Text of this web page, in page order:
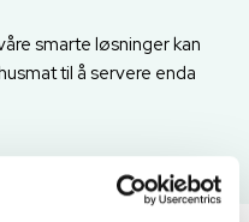
smarte løsninger kan
til å servere enda